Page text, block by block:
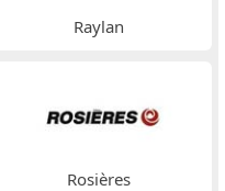
Raylan
Rosières